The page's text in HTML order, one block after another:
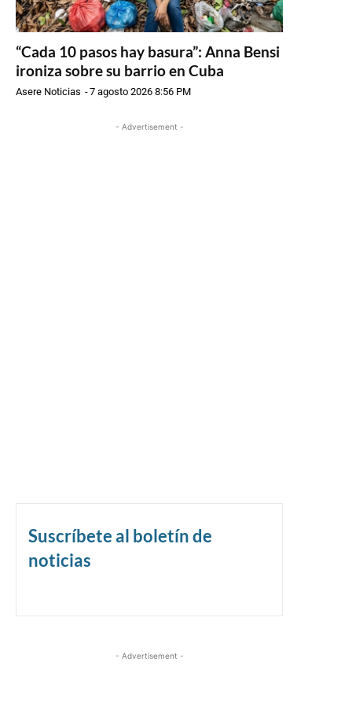
“Cada 10 pasos hay basura”: Anna Bensi
ironiza sobre su barrio en Cuba
Asere Noticias -7 agosto 2026 8:56 PM
- Advertisement -
Suscríbete al boletín de
noticias
- Advertisement -